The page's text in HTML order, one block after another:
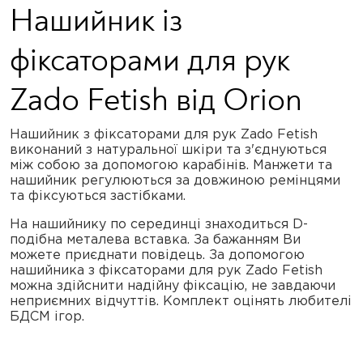
Нашийник із
фіксаторами для рук
Zado Fetish від Orion
Нашийник з фіксаторами для рук Zado Fetish
виконаний з натуральної шкіри та з'єднуються
між собою за допомогою карабінів. Манжети та
нашийник регулюються за довжиною ремінцями
та фіксуються застібками.
На нашийнику по серединці знаходиться D-
подібна металева вставка. За бажанням Ви
можете приєднати повідець. За допомогою
нашийника з фіксаторами для рук Zado Fetish
можна здійснити надійну фіксацію, не завдаючи
неприємних відчуттів. Комплект оцінять любителі
БДСМ ігор.